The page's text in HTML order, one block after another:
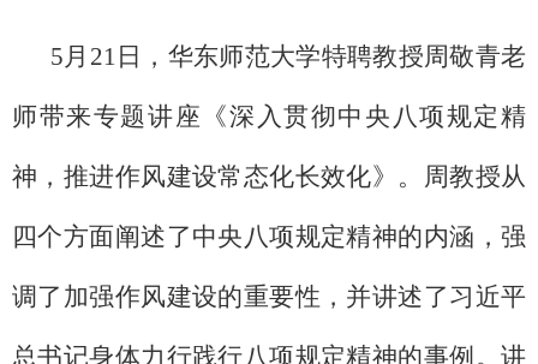
5月21日，华东师范大学特聘教授周敬青老
师带来专题讲座《深入贯彻中央八项规定精
神，推进作风建设常态化长效化》。周教授从
四个方面阐述了中央八项规定精神的内涵，强
调了加强作风建设的重要性，并讲述了习近平
总书记身体力行践行八项规定精神的事例。讲